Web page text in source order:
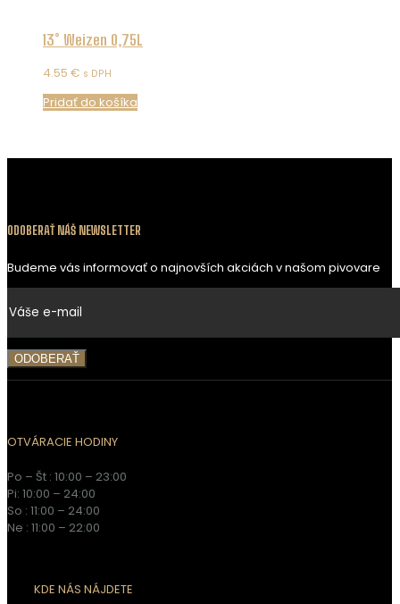
13° Weizen 0,75L
4.55 € s DPH
Pridať do košíka
ODOBERAŤ NÁŠ NEWSLETTER
Budeme vás informovať o najnovších akciách v našom pivovare
OTVÁRACIE HODINY
Po – Št : 10:00 – 23:00
Pi: 10:00 – 24:00
So : 11:00 – 24:00
Ne : 11:00 – 22:00
KDE NÁS NÁJDETE